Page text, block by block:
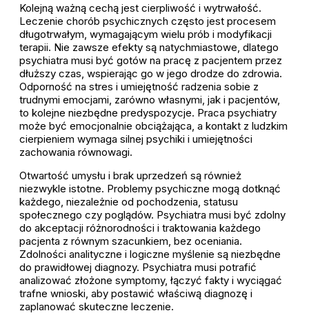
Kolejną ważną cechą jest cierpliwość i wytrwałość.
Leczenie chorób psychicznych często jest procesem
długotrwałym, wymagającym wielu prób i modyfikacji
terapii. Nie zawsze efekty są natychmiastowe, dlatego
psychiatra musi być gotów na pracę z pacjentem przez
dłuższy czas, wspierając go w jego drodze do zdrowia.
Odporność na stres i umiejętność radzenia sobie z
trudnymi emocjami, zarówno własnymi, jak i pacjentów,
to kolejne niezbędne predyspozycje. Praca psychiatry
może być emocjonalnie obciążająca, a kontakt z ludzkim
cierpieniem wymaga silnej psychiki i umiejętności
zachowania równowagi.
Otwartość umysłu i brak uprzedzeń są również
niezwykle istotne. Problemy psychiczne mogą dotknąć
każdego, niezależnie od pochodzenia, statusu
społecznego czy poglądów. Psychiatra musi być zdolny
do akceptacji różnorodności i traktowania każdego
pacjenta z równym szacunkiem, bez oceniania.
Zdolności analityczne i logiczne myślenie są niezbędne
do prawidłowej diagnozy. Psychiatra musi potrafić
analizować złożone symptomy, łączyć fakty i wyciągać
trafne wnioski, aby postawić właściwą diagnozę i
zaplanować skuteczne leczenie.